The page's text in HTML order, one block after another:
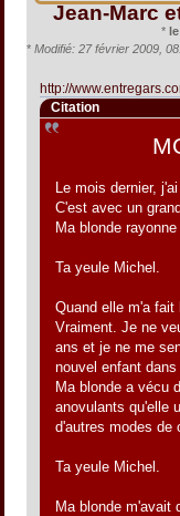
Jean-Marc
*
* Modifié: 27 février 2009,
http://
Citation
Le mois dernier,
C'est avec un
Ma blonde rayonne
Ta yeule Michel.
Quand elle m'a fait
Vraiment. Je ne
ans et je ne me
nouvel enfant
Ma blonde a vécu
anovulants qu'elle
d'autres modes de
Ta yeule Michel.
Ma blonde m'avait